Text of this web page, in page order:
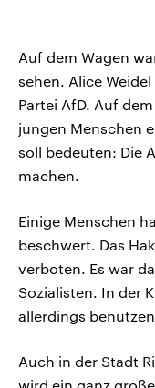
Auf dem Wagen
sehen. Alice
Partei AfD. Auf
jungen Menschen
soll bedeuten: Die
machen.
Einige Menschen
beschwert. Das
verboten. Es war
Sozialisten. In der
allerdings benutzen.
Auch in der Stadt